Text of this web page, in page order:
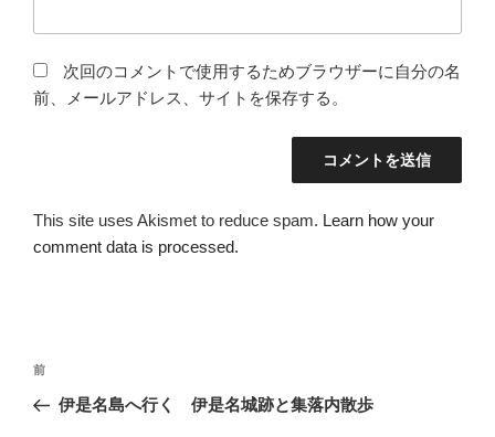
次回のコメントで使用するためブラウザーに自分の名
前、メールアドレス、サイトを保存する。
This site uses Akismet to reduce spam. Learn how your
comment data is processed.
投
ナ
前
の
前
伊是名島へ行く 伊是名城跡と集落内散歩